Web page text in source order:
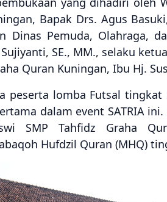
Bapak Drs. Agus
Dinas Pemuda, Olahraga,
SE., MM., selaku
Quran Kuningan, Ibu Hj.
lomba Futsal tingkat
dalam event SATRIA
SMP Tahfidz Graha
Hufdzil Quran (MHQ)